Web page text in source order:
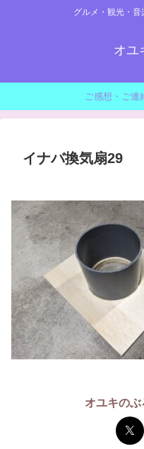
グルメ・観光・
オユ
ご感想・ご連
イナバ換気扇29
オユキの